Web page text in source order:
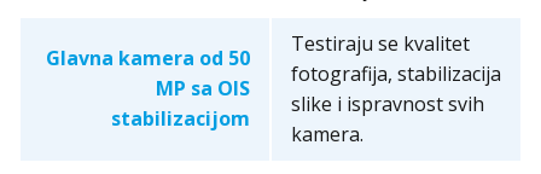
Glavna kamera od 50
MP sa OIS
stabilizacijom
Testiraju se kvalitet
fotografija, stabilizacija
slike i ispravnost svih
kamera.